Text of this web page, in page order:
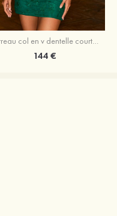
Fourreau col en v dentelle courte/mini robe de fête de la rentré avec perles
144 €